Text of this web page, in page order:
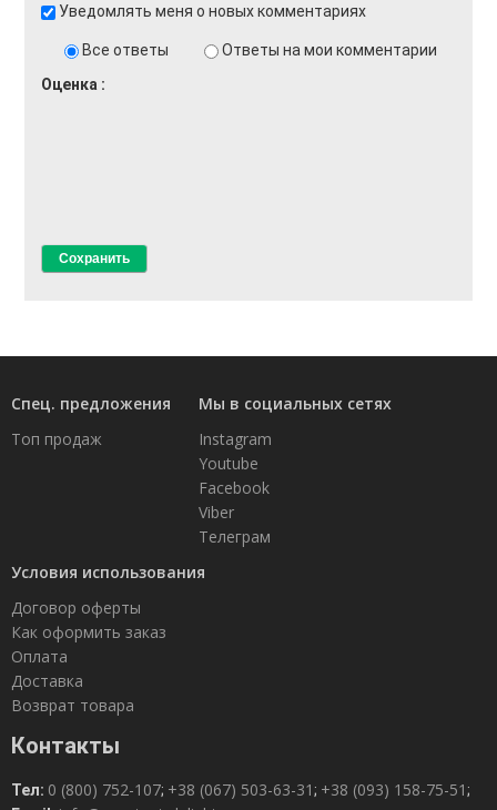
Уведомлять меня о новых комментариях
Все ответы
Ответы на мои комментарии
Оценка
Спец. предложения
Топ продаж
Мы в социальных сетях
Instagram
Youtube
Facebook
Viber
Телеграм
Условия использования
Договор оферты
Как оформить заказ
Оплата
Доставка
Возврат товара
Контакты
Тел: 0 (800) 752-107; +38 (067) 503-63-31; +38 (093) 158-75-51;